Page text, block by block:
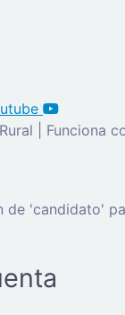
| Funciona
de 'candidato'